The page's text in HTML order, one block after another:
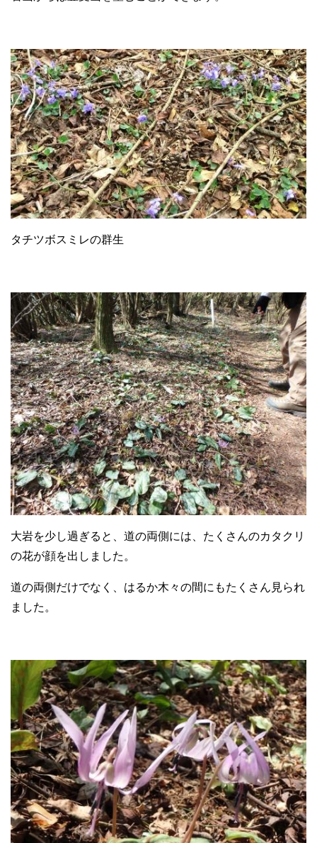
タチツボスミレの群生
大岩を少し過ぎると、道の両側には、たくさんのカタクリ
の花が顔を出しました。
道の両側だけでなく、はるか木々の間にもたくさん見られ
ました。